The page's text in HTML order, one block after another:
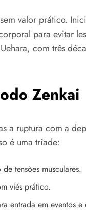
valor prático.
para evitar
com três
Zenkai
a ruptura com a
é uma tríade:
tensões musculares.
viés prático.
entrada em eventos e